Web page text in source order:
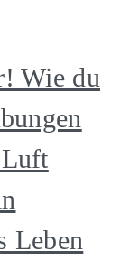
Wie du
Luft
Leben